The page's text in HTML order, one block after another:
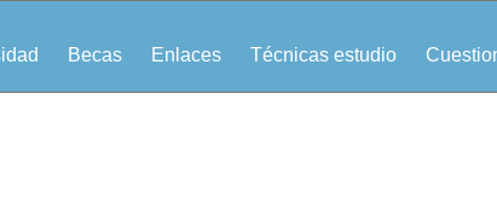
Becas Enlaces Técnicas estudio